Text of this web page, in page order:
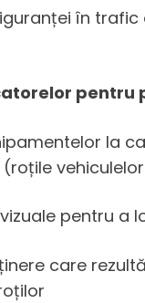
în
pentru
la
pentru a
care